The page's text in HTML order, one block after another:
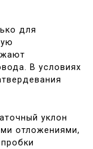
для
В условиях
уклон
отложениями,